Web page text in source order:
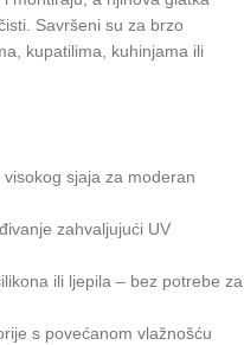
Savršeni su za brzo
kupatilima, kuhinjama ili
sjaja za moderan
zahvaljujući UV
ili ljepila – bez potrebe za
s povećanom vlažnošću